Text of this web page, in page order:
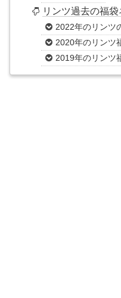
リンツ過去の福
2022年のリンツ
2020年のリンツ
2019年のリンツ